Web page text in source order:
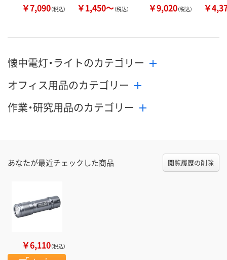
￥7,090（税込） ￥1,450～（税込） ￥9,020（税込） ￥
懐中電灯・ライトのカテゴリー
オフィス用品のカテゴリー
作業・研究用品のカテゴリー
あなたが最近チェックした商品 閲覧履歴の削除
￥6,110（税込）